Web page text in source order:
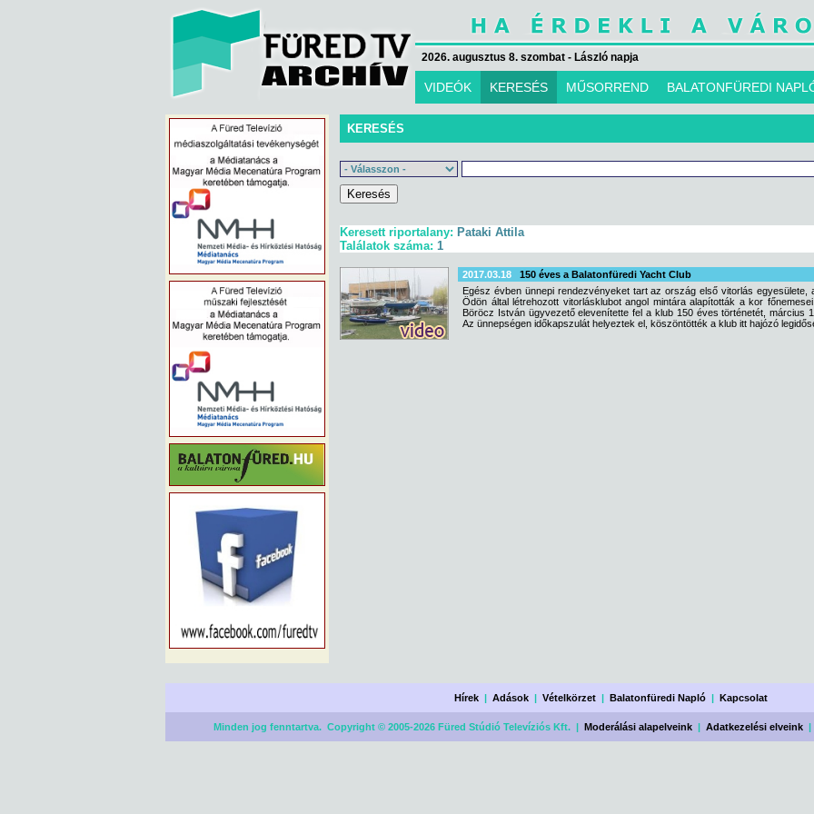
2026. augusztus 8. szombat - László napja
VIDEÓK KERESÉS MŰSORREND BALATONFÜREDI
KERESÉS
Keresett riportalany: Pataki Attila
Találatok száma: 1
2017.03.18
150 éves a Balatonfüredi Yacht Club
Egész évben ünnepi rendezvényeket tart az ország első vitorlás egyesülete,
Ödön által létrehozott vitorlásklubot angol mintára alapították a kor
Böröcz István ügyvezető elevenítette fel a klub 150 éves történetét, március
Az ünnepségen időkapszulát helyeztek el, köszöntötték a klub itt hajózó
Hírek| Adások| Vételkörzet| Balatonfüredi Napló| Kapcsolat
Minden jog fenntartva. Copyright © 2005-2026 Füred Stúdió Televíziós Kft. | Moderálási alapelveink | Adatkezelési elveink |